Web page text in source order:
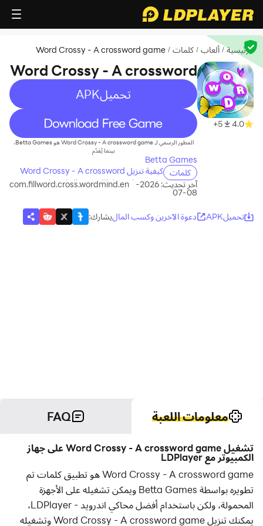
الرئيسية / ألعاب / كلمات /
Word Crossy - A crossword game
4.0
5+
Word Crossy - A crossword
game
تحميلAPK
recommend
المطور الرسمي لـ Word Crossy - A crossword game هو Betta Games،
بينما يُقدّم
Betta Games
كلمات
كيفية تنزيل Word Crossy - A crossword
game على جهاز الكمبيوتر الخاص بكآخر تحديث: 2026-
08-07
com.fillword.cross.wordmind.en
تحميلAPK دعوة الآخرين وكسب الماليشارك:
معلومات اللعبة FAQ
تشغيل Word Crossy - A crossword game على جهاز
الكمبيوتر مع LDPlayer
Word Crossy - A crossword game هو تطبيق كلمات تم
تطويره بواسطة Betta Games ويمكن تشغيله على الأجهزة
المحمولة، ولكن باستخدام أفضل محاكي اندرويد - LDPlayer،
يمكنك تنزيل Word Crossy - A crossword game وتشغيله